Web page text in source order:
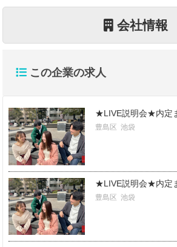
会社情報
この企業の求人
★LIVE説明会★内定
豊島区 池袋
★LIVE説明会★内定
豊島区 池袋